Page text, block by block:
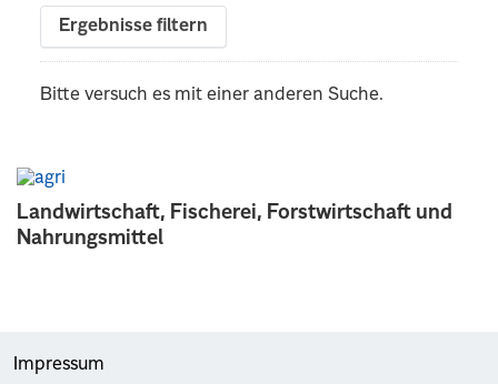
Landwirtschaft, Fischerei, Forstwirtschaft und
Nahrungsmittel
Ergebnisse filtern
Bitte versuch es mit einer anderen Suche.
Impressum